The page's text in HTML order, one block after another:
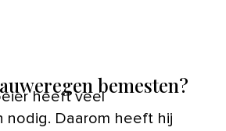
bemesten?
heeft veel
nodig. Daarom heeft hij